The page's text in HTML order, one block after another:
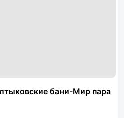
бани-Мир пара